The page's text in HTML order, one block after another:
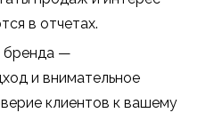
в отчетах.
бренда —
и внимательное
клиентов к вашему